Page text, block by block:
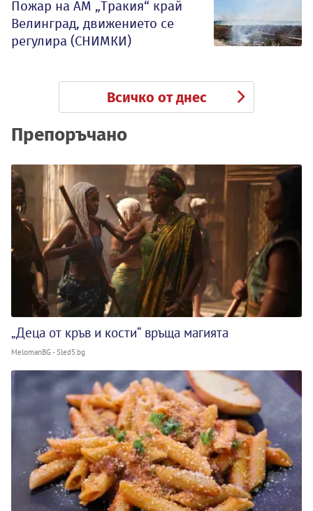
Пожар на АМ „Тракия“ край
Велинград, движението се
регулира (СНИМКИ)
Всичко от днес
Препоръчано
„Деца от кръв и кости“ връща магията
MelomanBG - Sled5.bg